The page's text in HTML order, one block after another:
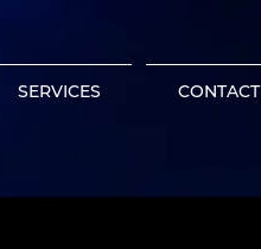
SERVICES CONTACT